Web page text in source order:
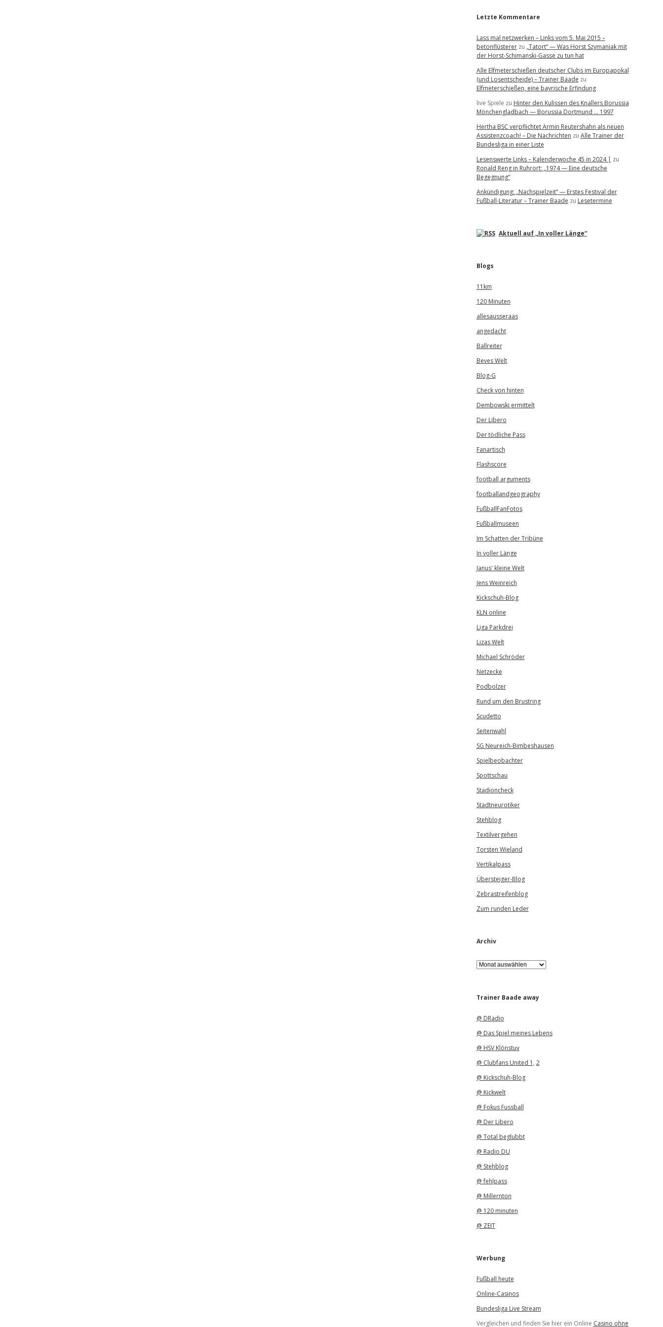
Letzte Kommentare
Lass mal netzwerken – Links vom 5. Mai 2015 –
betonflüstererzu „Tatort“ — Was Horst Szymaniak mit
der Horst-Schimanski-Gasse zu tun hat
Alle Elfmeterschießen deutscher Clubs im Europapokal
(und Losentscheide) – Trainer Baade zu
Elfmeterschießen, eine bayrische Erfindung
live Spiele zu Hinter den Kulissen des Knallers Borussia
Mönchengladbach — Borussia Dortmund … 1997
Hertha BSC verpflichtet Armin Reutershahn als neuen
Assistenzcoach! – Die Nachrichten zu Alle Trainer der
Bundesliga in einer Liste
Lesenswerte Links – Kalenderwoche 45 in 2024 | zu
Ronald Reng in Ruhrort: „1974 — Eine deutsche
Begegnung“
Ankündigung: „Nachspielzeit“ — Erstes Festival der
Fußball-Literatur – Trainer Baade zu Lesetermine
Aktuell auf „In voller Länge“
Blogs
11km
120 Minuten
allesausseraas
angedacht
Ballreiter
Beves Welt
Blog-G
Check von hinten
Dembowski ermittelt
Der Libero
Der tödliche Pass
Fanartisch
Flashscore
football arguments
footballandgeography
FußballFanFotos
Fußballmuseen
Im Schatten der Tribüne
In voller Länge
Janus' kleine Welt
Jens Weinreich
Kickschuh-Blog
KLN online
Liga Parkdrei
Lizas Welt
Michael Schröder
Netzecke
Podbolzer
Rund um den Brustring
Scudetto
Seitenwahl
SG Neureich-Bimbeshausen
Spielbeobachter
Spottschau
Stadioncheck
Stadtneurotiker
Stehblog
Textilvergehen
Torsten Wieland
Vertikalpass
Übersteiger-Blog
Zebrastreifenblog
Zum runden Leder
Archiv
A
r
iTrainer Baade away
@ DRadio
@ Das Spiel meines Lebens
@ HSV Klönstuv
@ Clubfans United 1 , 2
@ Kickschuh-Blog
@ Kickwelt
@ Fokus Fussball
@ Der Libero
@ Total beglubbt
@ Radio DU
@ Stehblog
@ fehlpass
@ Millernton
@ 120 minuten
@ ZEIT
Werbung
Fußball heute
Online-Casinos
Bundesliga Live Stream
Vergleichen und finden Sie hier ein Online Casino ohne